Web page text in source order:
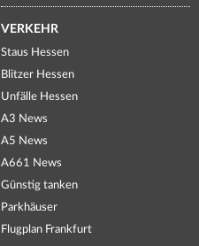
VERKEHR
Staus Hessen
Blitzer Hessen
Unfälle Hessen
A3 News
A5 News
A661 News
Günstig tanken
Parkhäuser
Flugplan Frankfurt